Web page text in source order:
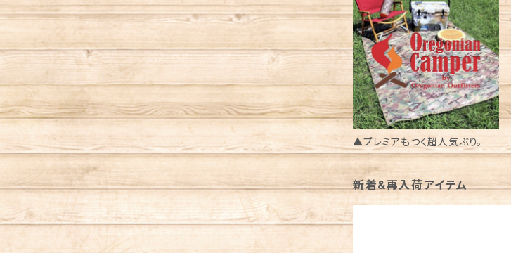
▲プレミアもつく超人気ぶり。
新着&再入荷アイテム
KAARI（カーリ）
Kailua Bay（カイルアベイ）
KAMEYAMA（カメヤマキャンドル）
Legato Largo（レガートラルゴ）
コーヒーミル
テント
ブランケット
寝袋